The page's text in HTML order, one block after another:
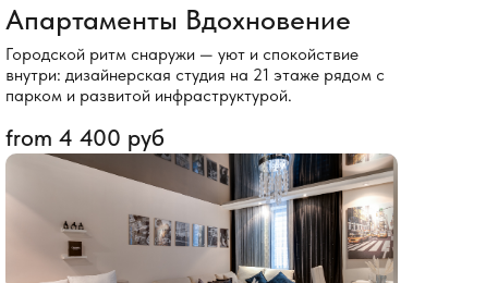
Апартаменты Вдохновение
Городской ритм снаружи — уют и спокойствие
внутри: дизайнерская студия на 21 этаже рядом с
парком и развитой инфраструктурой.
from 4 400 руб